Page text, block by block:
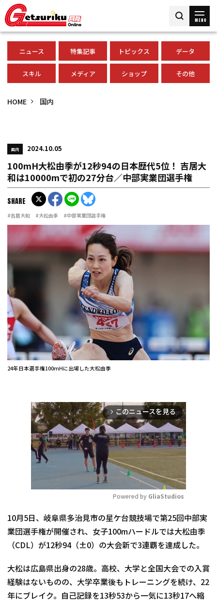
MENU
ニュース 特集記事 トピックス データ
スキル メディア ショップ その他
HOME 国内
国内 2024.10.05
100mH大松由季が12秒94の日本歴代5位！ 吉居大
和は10000mで初の27分台／中部実業団選手権
#吉居大和 #大松由季 #中部実業団選手権
SHARE
24年日本選手権100mHに出場した大松由季
arrow_forward_ios このニュースを見る
Mute
Powered by GliaStudios
10月5日、岐阜県多治見市の星ケ台競技場で第25回中部実
業団選手権が開催され、女子100mハードルでは大松由季
（CDL）が12秒94（±0）の大会新で3連覇を達成した。
大松は広島県出身の28歳。高校、大学と全国大会での入賞
経験はないものの、大学卒業後もトレーニングを続け、22
年にブレイク。自己記録を13秒53から一気に13秒17へ縮